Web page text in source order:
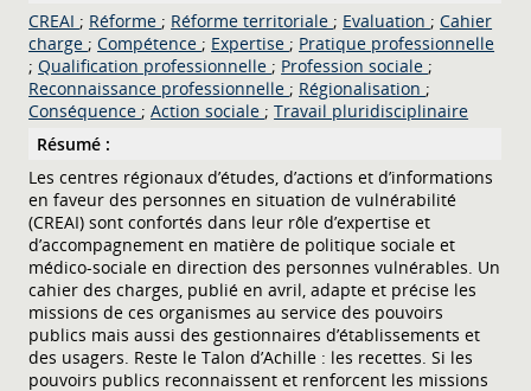
CREAI ; Réforme ; Réforme territoriale ; Evaluation ; Cahier
charge ; Compétence ; Expertise ; Pratique professionnelle
; Qualification professionnelle ; Profession sociale ;
Reconnaissance professionnelle ; Régionalisation ;
Conséquence ; Action sociale ; Travail pluridisciplinaire
Résumé :
Les centres régionaux d’études, d’actions et d’informations
en faveur des personnes en situation de vulnérabilité
(CREAI) sont confortés dans leur rôle d’expertise et
d’accompagnement en matière de politique sociale et
médico-sociale en direction des personnes vulnérables. Un
cahier des charges, publié en avril, adapte et précise les
missions de ces organismes au service des pouvoirs
publics mais aussi des gestionnaires d’établissements et
des usagers. Reste le Talon d’Achille : les recettes. Si les
pouvoirs publics reconnaissent et renforcent les missions